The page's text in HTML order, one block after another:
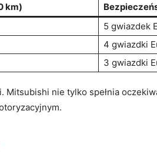
km)
5 gwiazdek
4 gwiazdki
3 gwiazdki
nie tylko spełnia